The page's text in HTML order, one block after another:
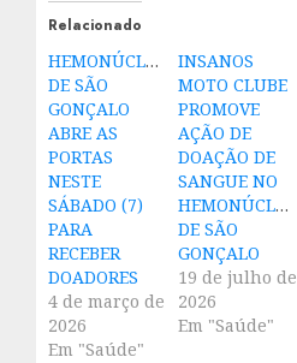
Relacionado
HEMONÚCLEO
DE SÃO
GONÇALO
ABRE AS
PORTAS
NESTE
SÁBADO (7)
PARA
RECEBER
DOADORES
4 de março de
2026
Em "Saúde"
INSANOS
MOTO CLUBE
PROMOVE
AÇÃO DE
DOAÇÃO DE
SANGUE NO
HEMONÚCLEO
DE SÃO
GONÇALO
19 de julho de
2026
Em "Saúde"